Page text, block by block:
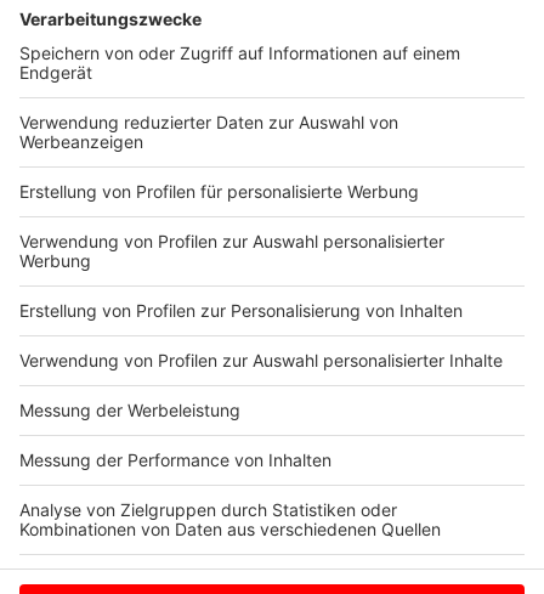
finden. Die nächste Ausgabe der Tour ist schon
geplant: Vom 14. bis 17. Mai 2026 geht es wieder für
den guten Zweck auf die Piste.
Weitere Informationen:
Offizielle Website der Rennfietsen-Tour
Münsterland e.V.
Bildmaterial zur Rennfietsen-Tour
Anzeige
Anzeige